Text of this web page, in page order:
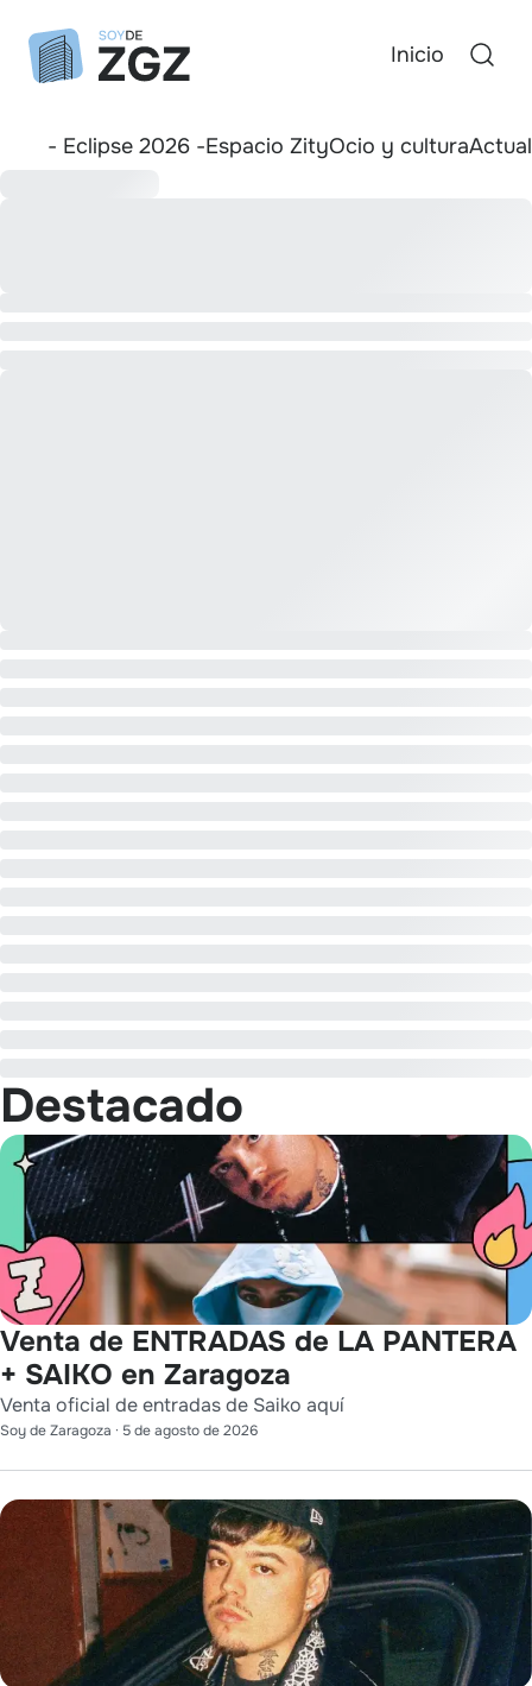
Inicio
- Eclipse 2026 -Espacio ZityOcio y cultura
Destacado
Venta de ENTRADAS de LA PANTERA
+ SAIKO en Zaragoza
Venta oficial de entradas de Saiko aquí
Soy de Zaragoza · 5 de agosto de 2026